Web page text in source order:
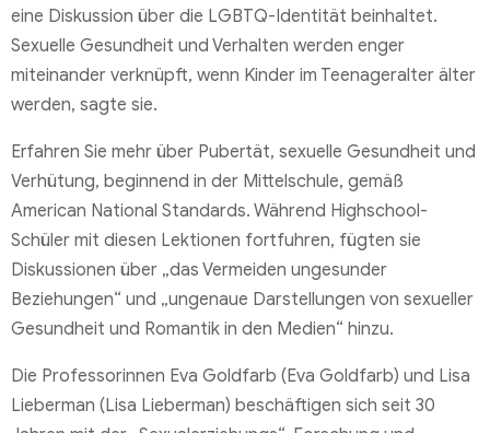
eine Diskussion über die LGBTQ-Identität beinhaltet.
Sexuelle Gesundheit und Verhalten werden enger
miteinander verknüpft, wenn Kinder im Teenageralter älter
werden, sagte sie.
Erfahren Sie mehr über Pubertät, sexuelle Gesundheit und
Verhütung, beginnend in der Mittelschule, gemäß
American National Standards. Während Highschool-
Schüler mit diesen Lektionen fortfuhren, fügten sie
Diskussionen über „das Vermeiden ungesunder
Beziehungen“ und „ungenaue Darstellungen von sexueller
Gesundheit und Romantik in den Medien“ hinzu.
Die Professorinnen Eva Goldfarb (Eva Goldfarb) und Lisa
Lieberman (Lisa Lieberman) beschäftigen sich seit 30